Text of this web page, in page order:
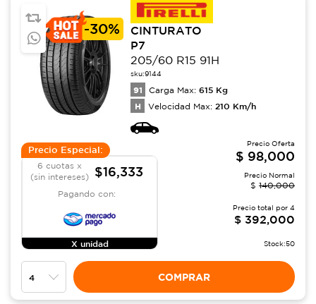
-30%
CINTURATO
P7
205/60 R15 91H
sku:9144
91 Carga Max: 615 Kg
H Velocidad Max: 210 Km/h
Precio Especial:
6 cuotas x
(sin intereses)
$16,333
Pagando con:
X unidad
Precio Oferta
$ 98,000
Precio Normal
$ 140,000
Precio total por 4
$ 392,000
Stock:50
COMPRAR